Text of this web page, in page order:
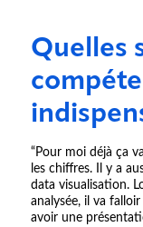
Quelles
“Pour moi déjà ça
les chiffres. Il y a
data visualisation.
analysée, il va
avoir une